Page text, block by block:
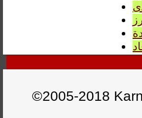
©2005-2018